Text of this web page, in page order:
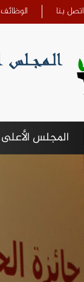
اتصل بنا الوظائف
المجلس الأعلى